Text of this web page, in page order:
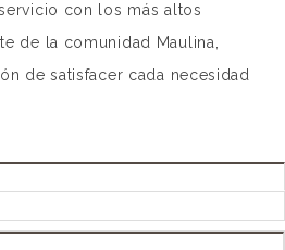
con los más altos
de la comunidad Maulina,
de satisfacer cada necesidad